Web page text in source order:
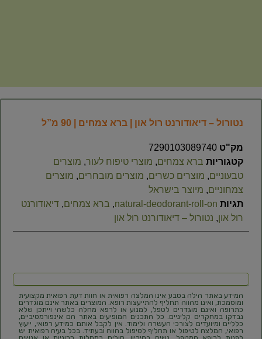
נטורול – דיאודורנט רול און | ברא צמחים | 90 מ”ל
מק"ט 7290103089740
קטגוריות ברא צמחים, מוצרי טיפוח לעור, מוצרים
טבעוניים, מוצרים כשרים, מוצרים מובחרים, מוצרים
צמחוניים, מיוצר בישראל
תגיות natural-deodorant-roll-on
, ברא צמחים, דיאודורנט
רול און, נטורול – דיאודורנט רול און
המידע באתר הילה בטבע אינו המלצה רפואית או חוות דעת רפואית מקצועית
ומוסמכת, ואינו מהווה תחליף להתייעצות רופא. המוצרים באתר אינם מוגדרים
כתרופה ואינם מוגדרים לטפל, למנוע או לרפא מחלה כלשהי וייתכן שלא
נבדקו במחקרים קליניים. כל התכנים המופיעים באתר הם אינפורמטיביים,
כלליים ומיועדים לצורכי העשרה ולימוד. אין לקבל אותם כמידע רפואי, ייעוץ
רפואי, המלצה לטיפול או תחליף לטיפול בהווה ובעתיד. בכל בעיה רפואית יש